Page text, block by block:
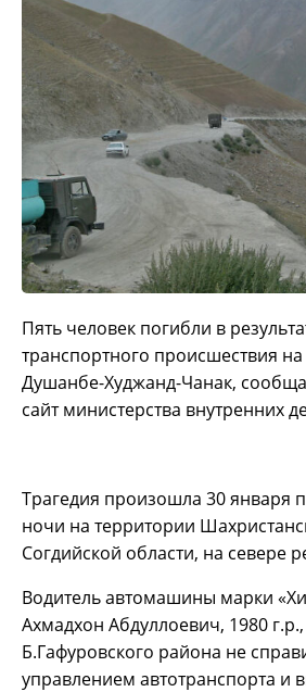
Пять человек погибли в
транспортного происшествия на
Душанбе-Худжанд-Чанак,
сайт министерства внутренних
Трагедия произошла 30 января
ночи на территории
Согдийской области, на севере
Водитель автомашины марки
Ахмадхон Абдуллоевич, 1980
Б.Гафуровского района не
управлением автотранспорта и